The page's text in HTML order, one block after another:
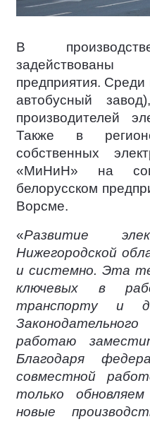
В
предприятия.
автобусный
производителей
Также в
собственных
«МиНиН» на
белорусском
Ворсме.
«Развитие
Нижегородской
и системно. Эта
ключевых в
транспорту и
работаю
Благодаря
совместной
только
новые